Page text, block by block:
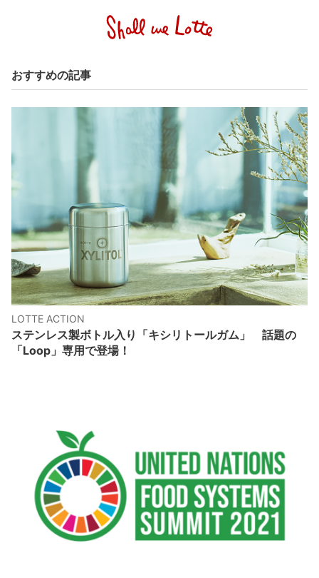
おすすめの記事
LOTTE ACTION
ステンレス製ボトル入り「キシリトールガム」 話題の
「Loop」専用で登場！